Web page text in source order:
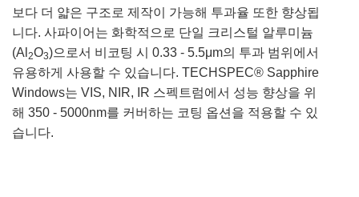
보다 더 얇은 구조로 제작이 가능해 투과율 또한 향상됩
니다. 사파이어는 화학적으로 단일 크리스털 알루미늄
(Al 2O3)으로서 비코팅 시 0.33 - 5.5μm의 투과 범위에서
유용하게 사용할 수 있습니다. TECHSPEC® Sapphire
Windows는 VIS, NIR, IR 스펙트럼에서 성능 향상을 위
해 350 - 5000nm를 커버하는 코팅 옵션을 적용할 수 있
습니다.